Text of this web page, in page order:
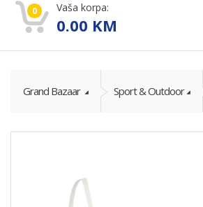
0 Vaša korpa:
0.00 KM
Grand Bazaar Sport & Outdoor